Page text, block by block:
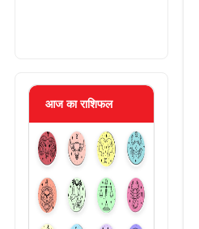
आज का राशिफल